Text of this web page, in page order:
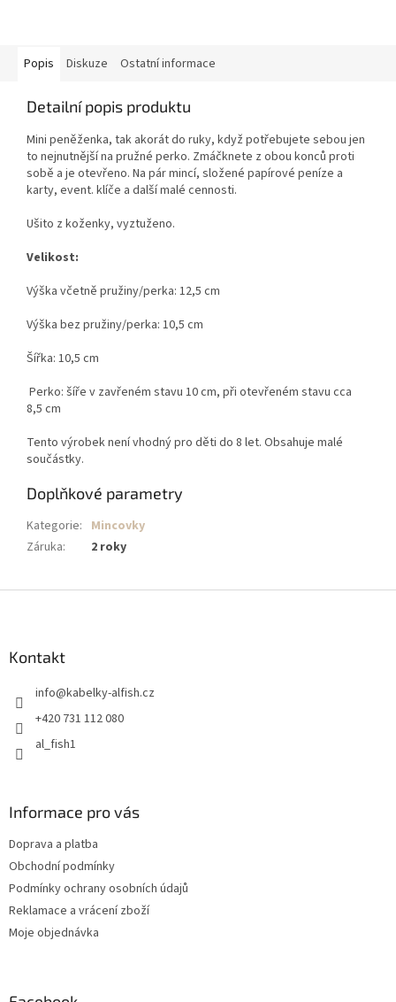
Popis Diskuze Ostatní informace
Detailní popis produktu
Mini peněženka, tak akorát do ruky, když potřebujete sebou jen
to nejnutnější na pružné perko. Zmáčknete z obou konců proti
sobě a je otevřeno. Na pár mincí, složené papírové peníze a
karty, event. klíče a další malé cennosti.
Ušito z koženky, vyztuženo.
Velikost:
Výška včetně pružiny/perka: 12,5 cm
Výška bez pružiny/perka: 10,5 cm
Šířka: 10,5 cm
Perko: šíře v zavřeném stavu 10 cm, při otevřeném stavu cca
8,5 cm
Tento výrobek není vhodný pro děti do 8 let. Obsahuje malé
součástky.
Doplňkové parametry
Kategorie: Mincovky
Záruka: 2 roky
Kontakt
info@kabelky-alfish.cz
+420 731 112 080
al_fish1
Informace pro vás
Doprava a platba
Obchodní podmínky
Podmínky ochrany osobních údajů
Reklamace a vrácení zboží
Moje objednávka